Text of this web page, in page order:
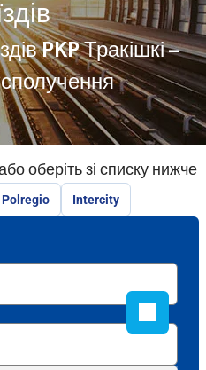
PKP Тракішкі –
сполучення
оберіть зі списку нижче
Polregio Intercity